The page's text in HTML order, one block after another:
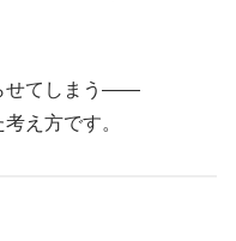
せてしまう――
え方です。